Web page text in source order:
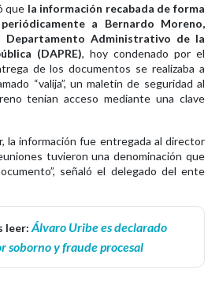
que la información recabada de forma
a Bernardo Moreno,
Departamento Administrativo de la
(DAPRE), hoy condenado por el
de los documentos se realizaba a
“valija”, un maletín de seguridad al
tenían acceso mediante una clave
la información fue entregada al director
tuvieron una denominación que
señaló el delegado del ente
leer: Álvaro Uribe es declarado
soborno y fraude procesal